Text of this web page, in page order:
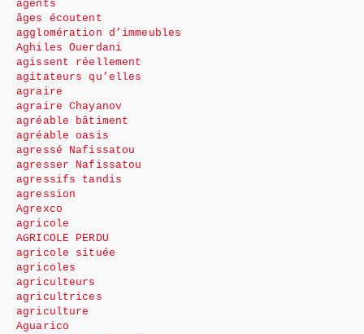
agents
âges écoutent
agglomération d’immeubles
Aghiles Ouerdani
agissent réellement
agitateurs qu’elles
agraire
agraire Chayanov
agréable bâtiment
agréable oasis
agressé Nafissatou
agresser Nafissatou
agressifs tandis
agression
Agrexco
agricole
AGRICOLE PERDU
agricole située
agricoles
agriculteurs
agricultrices
agriculture
Aguarico